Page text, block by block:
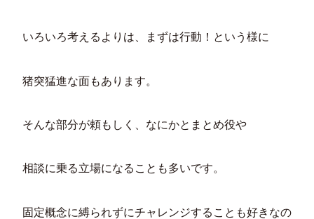
いろいろ考えるよりは、まずは行動！という様に
猪突猛進な面もあります。
そんな部分が頼もしく、なにかとまとめ役や
相談に乗る立場になることも多いです。
固定概念に縛られずにチャレンジすることも好きなの